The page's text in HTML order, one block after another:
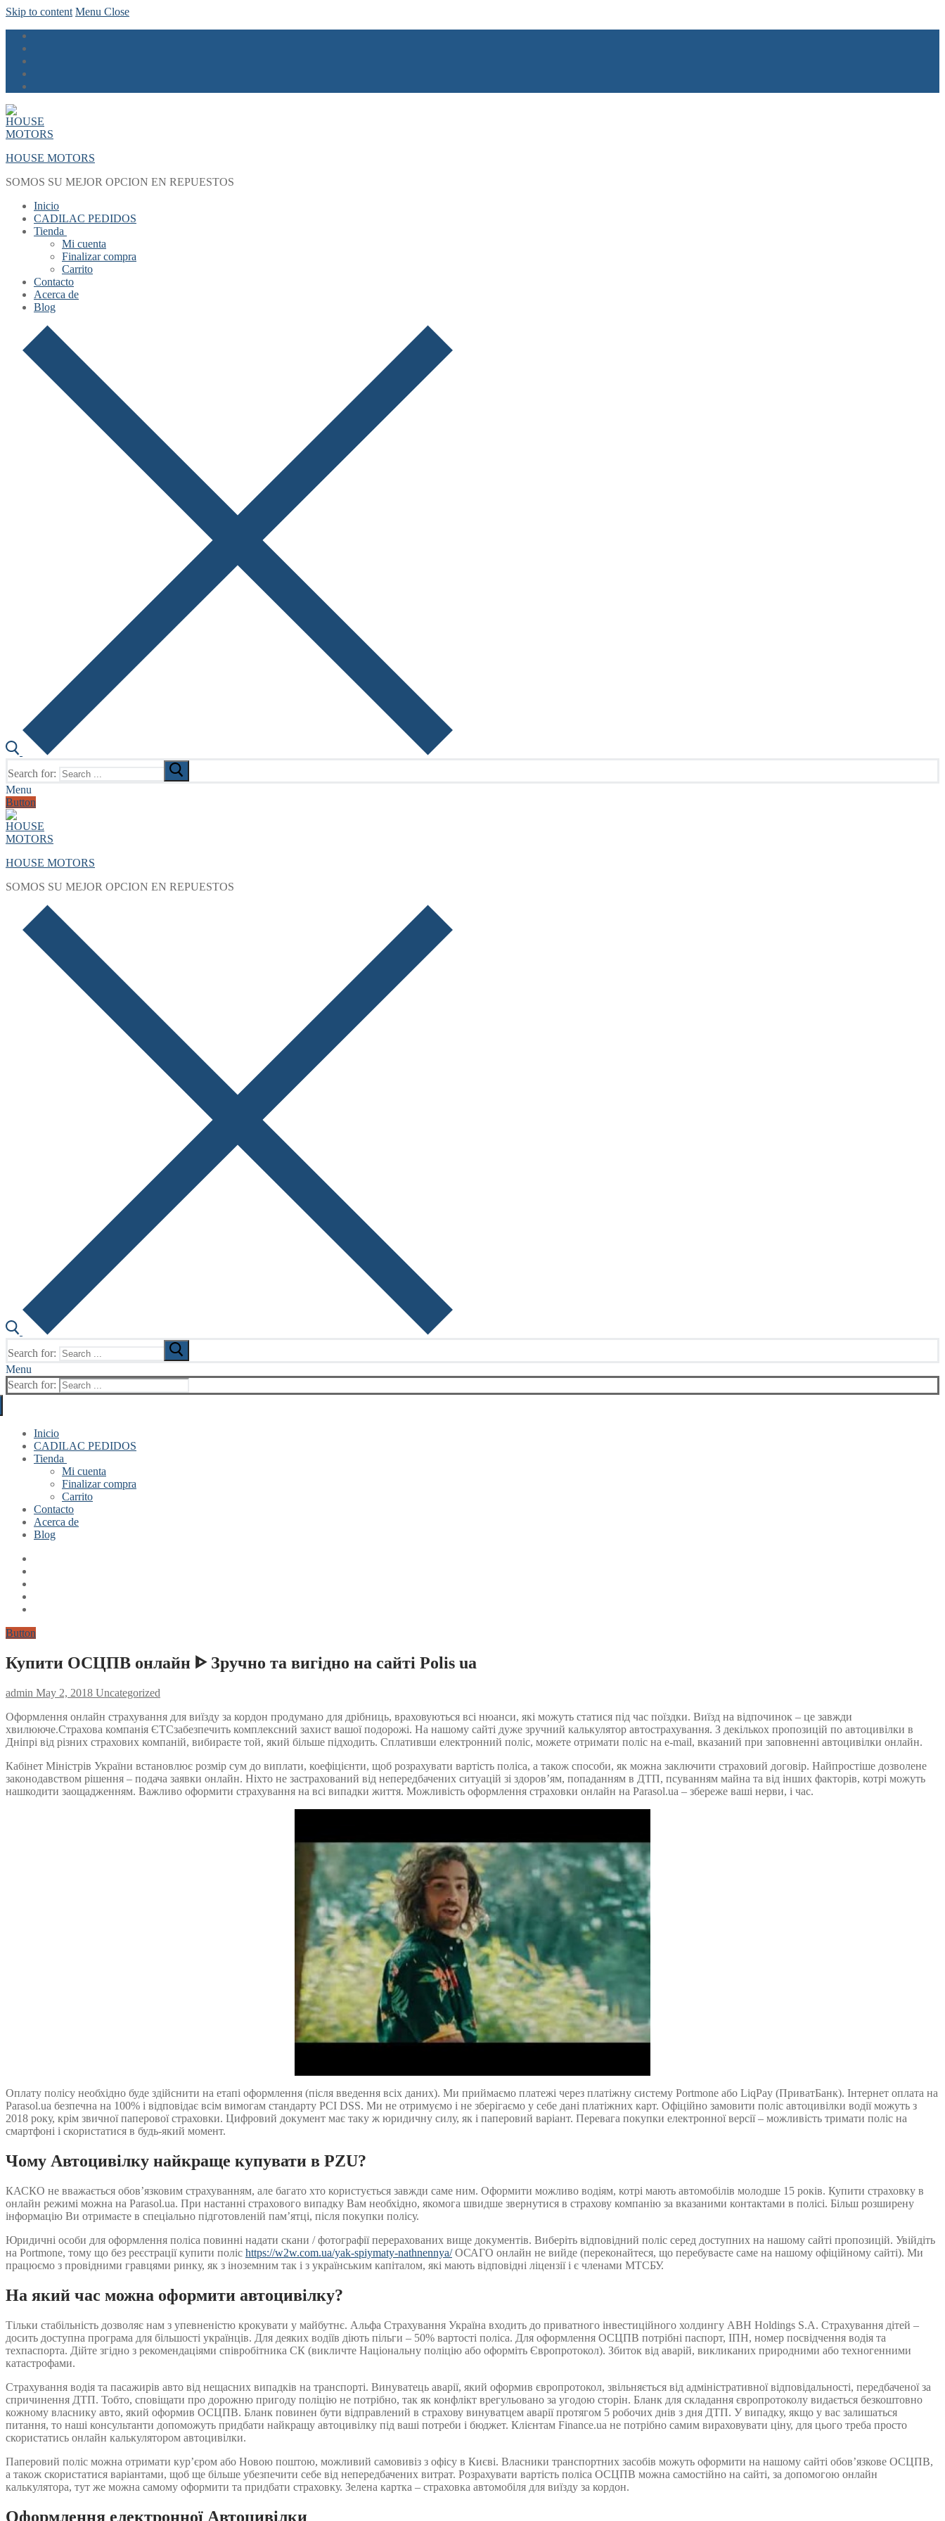
Skip to content Menu Close
HOUSE MOTORS
SOMOS SU MEJOR OPCION EN REPUESTOS
Inicio
CADILAC PEDIDOS
Tienda
Mi cuenta
Finalizar compra
Carrito
Contacto
Acerca de
Blog
Search for:
Menu
Button
HOUSE MOTORS
SOMOS SU MEJOR OPCION EN REPUESTOS
Search for:
Menu
Search for:
Inicio
CADILAC PEDIDOS
Tienda
Mi cuenta
Finalizar compra
Carrito
Contacto
Acerca de
Blog
Button
Купити ОСЦПВ онлайн ᐈ Зручно та вигідно на сайті Polis ua
admin May 2, 2018 Uncategorized
Оформлення онлайн страхування для виїзду за кордон продумано для дрібниць, враховуються всі нюанси, які можуть статися під час поїздки. Виїзд на відпочинок – це завжди
хвилююче.Страхова компанія ЄТСзабезпечить комплексний захист вашої подорожі. На нашому сайті дуже зручний калькулятор автострахування. З декількох пропозицій по автоцивілки в
Дніпрі від різних страхових компаній, вибираєте той, який більше підходить. Сплативши електронний поліс, можете отримати поліс на e-mail, вказаний при заповненні автоцивілки онлайн.
Кабінет Міністрів України встановлює розмір сум до виплати, коефіцієнти, щоб розрахувати вартість поліса, а також способи, як можна заключити страховий договір. Найпростіше дозволене
законодавством рішення – подача заявки онлайн. Ніхто не застрахований від непередбачених ситуацій зі здоров’ям, попаданням в ДТП, псуванням майна та від інших факторів, котрі можуть
нашкодити заощадженням. Важливо оформити страхування на всі випадки життя. Можливість оформлення страховки онлайн на Parasol.ua – збереже ваші нерви, і час.
Оплату полісу необхідно буде здійснити на етапі оформлення (після введення всіх даних). Ми приймаємо платежі через платіжну систему Portmone або LiqPay (ПриватБанк). Інтернет оплата на
Parasol.ua безпечна на 100% і відповідає всім вимогам стандарту PCI DSS. Ми не отримуємо і не зберігаємо у себе дані платіжних карт. Офіційно замовити поліс автоцивілки водії можуть з
2018 року, крім звичної паперової страховки. Цифровий документ має таку ж юридичну силу, як і паперовий варіант. Перевага покупки електронної версії – можливість тримати поліс на
смартфоні і скористатися в будь-який момент.
Чому Автоцивілку найкраще купувати в PZU?
КАСКО не вважається обов’язковим страхуванням, але багато хто користується завжди саме ним. Оформити можливо водіям, котрі мають автомобілів молодше 15 років. Купити страховку в
онлайн режимі можна на Parasol.ua. При настанні страхового випадку Вам необхідно, якомога швидше звернутися в страхову компанію за вказаними контактами в полісі. Більш розширену
інформацію Ви отримаєте в спеціально підготовленій пам’ятці, після покупки полісу.
Юридичні особи для оформлення поліса повинні надати скани / фотографії перерахованих вище документів. Виберіть відповідний поліс серед доступних на нашому сайті пропозицій. Увійдіть
на Portmone, тому що без реєстрації купити поліс https://w2w.com.ua/yak-spiymaty-nathnennya/ОСАГО онлайн не вийде (переконайтеся, що перебуваєте саме на нашому офіційному сайті). Ми
працюємо з провідними гравцями ринку, як з іноземним так і з українським капіталом, які мають відповідні ліцензії і є членами МТСБУ.
На який час можна оформити автоцивілку?
Тільки стабільність дозволяє нам з упевненістю крокувати у майбутнє. Альфа Страхування Україна входить до приватного інвестиційного холдингу ABH Holdings S.A. Страхування дітей –
досить доступна програма для більшості українців. Для деяких водіїв діють пільги – 50% вартості поліса. Для оформлення ОСЦПВ потрібні паспорт, ІПН, номер посвідчення водія та
техпаспорта. Дійте згідно з рекомендаціями співробітника СК (викличте Національну поліцію або оформіть Європротокол). Збиток від аварій, викликаних природними або техногенними
катастрофами.
Страхування водія та пасажирів авто від нещасних випадків на транспорті. Винуватець аварії, який оформив європротокол, звільняється від адміністративної відповідальності, передбаченої за
спричинення ДТП. Тобто, сповіщати про дорожню пригоду поліцію не потрібно, так як конфлікт врегульовано за угодою сторін. Бланк для складання європротоколу видається безкоштовно
кожному власнику авто, який оформив ОСЦПВ. Бланк повинен бути відправлений в страхову винуватцем аварії протягом 5 робочих днів з дня ДТП. У випадку, якщо у вас залишаться
питання, то наші консультанти допоможуть придбати найкращу автоцивілку під ваші потреби і бюджет. Клієнтам Finance.ua не потрібно самим вираховувати ціну, для цього треба просто
скористатись онлайн калькулятором автоцивілки.
Паперовий поліс можна отримати кур’єром або Новою поштою, можливий самовивіз з офісу в Києві. Власники транспортних засобів можуть оформити на нашому сайті обов’язкове ОСЦПВ,
а також скористатися варіантами, щоб ще більше убезпечити себе від непередбачених витрат. Розрахувати вартість поліса ОСЦПВ можна самостійно на сайті, за допомогою онлайн
калькулятора, тут же можна самому оформити та придбати страховку. Зелена картка – страховка автомобіля для виїзду за кордон.
Оформлення електронної Автоцивілки